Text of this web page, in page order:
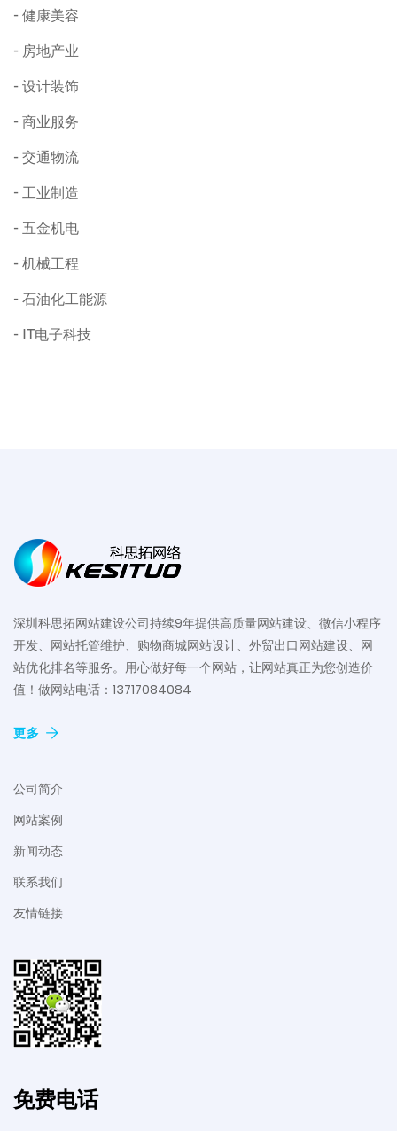
健康美容
房地产业
设计装饰
商业服务
交通物流
工业制造
五金机电
机械工程
石油化工能源
IT电子科技
深圳科思拓网站建设公司持续9年提供高质量网站建设、微信小程序
开发、网站托管维护、购物商城网站设计、外贸出口网站建设、网
站优化排名等服务。用心做好每一个网站，让网站真正为您创造价
值！做网站电话：13717084084
更多
公司简介
网站案例
新闻动态
联系我们
友情链接
免费电话